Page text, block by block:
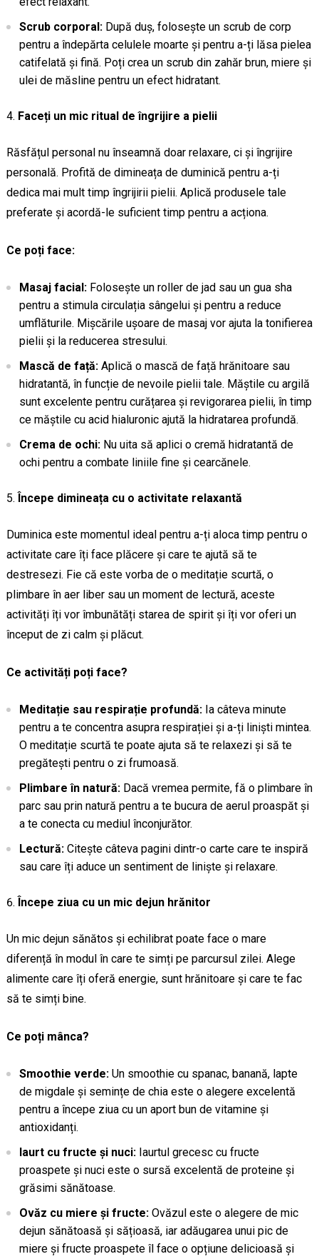
Scrub corporal:După duș, folosește un scrub de corp
pentru a îndepărta celulele moarte și pentru a-ți lăsa pielea
catifelată și fină. Poți crea un scrub din zahăr brun, miere și
ulei de măsline pentru un efect hidratant.
Faceți un mic ritual de îngrijire a pielii
Răsfățul personal nu înseamnă doar relaxare, ci și îngrijire
personală. Profită de dimineața de duminică pentru a-ți
dedica mai mult timp îngrijirii pielii. Aplică produsele tale
preferate și acordă-le suficient timp pentru a acționa.
Ce poți face:
Masaj facial:Folosește un roller de jad sau un gua sha
pentru a stimula circulația sângelui și pentru a reduce
umflăturile. Mișcările ușoare de masaj vor ajuta la tonifierea
pielii și la reducerea stresului.
Mască de față:Aplică o mască de față hrănitoare sau
hidratantă, în funcție de nevoile pielii tale. Măștile cu argilă
sunt excelente pentru curățarea și revigorarea pielii, în timp
ce măștile cu acid hialuronic ajută la hidratarea profundă.
Crema de ochi:Nu uita să aplici o cremă hidratantă de
ochi pentru a combate liniile fine și cearcănele.
Începe dimineața cu o activitate relaxantă
Duminica este momentul ideal pentru a-ți aloca timp pentru o
activitate care îți face plăcere și care te ajută să te
destresezi. Fie că este vorba de o meditație scurtă, o
plimbare în aer liber sau un moment de lectură, aceste
activități îți vor îmbunătăți starea de spirit și îți vor oferi un
început de zi calm și plăcut.
Ce activități poți face?
Meditație sau respirație profundă:Ia câteva minute
pentru a te concentra asupra respirației și a-ți liniști mintea.
O meditație scurtă te poate ajuta să te relaxezi și să te
pregătești pentru o zi frumoasă.
Plimbare în natură:Dacă vremea permite, fă o plimbare în
parc sau prin natură pentru a te bucura de aerul proaspăt și
a te conecta cu mediul înconjurător.
Lectură:Citește câteva pagini dintr-o carte care te inspiră
sau care îți aduce un sentiment de liniște și relaxare.
Începe ziua cu un mic dejun hrănitor
Un mic dejun sănătos și echilibrat poate face o mare
diferență în modul în care te simți pe parcursul zilei. Alege
alimente care îți oferă energie, sunt hrănitoare și care te fac
să te simți bine.
Ce poți mânca?
Smoothie verde:Un smoothie cu spanac, banană, lapte
de migdale și semințe de chia este o alegere excelentă
pentru a începe ziua cu un aport bun de vitamine și
antioxidanți.
Iaurt cu fructe și nuci:Iaurtul grecesc cu fructe
proaspete și nuci este o sursă excelentă de proteine și
grăsimi sănătoase.
Ovăz cu miere și fructe:Ovăzul este o alegere de mic
dejun sănătoasă și sățioasă, iar adăugarea unui pic de
miere și fructe proaspete îl face o opțiune delicioasă și